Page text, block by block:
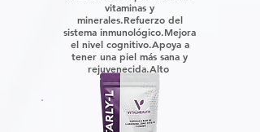
vitaminas y
minerales.Refuerzo del
sistema inmunológico.Mejora
el nivel cognitivo.Apoya a
tener una piel más sana y
rejuvenecida.Alto